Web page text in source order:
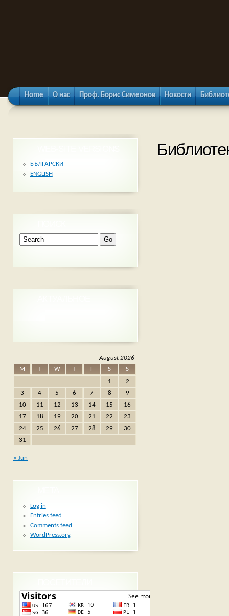
Home О нас Проф. Борис Симеонов Новости
БЪЛГАРСКИ
ENGLISH
August 2026
M
T W T F S
S
1
2
3
4 5 6 7 8
9
10
11 12 13 14 15
16
17
18 19 20 21 22
23
24
25 26 27 28 29
30
31
« Jun
Log in
Entries feed
Comments feed
WordPress.org